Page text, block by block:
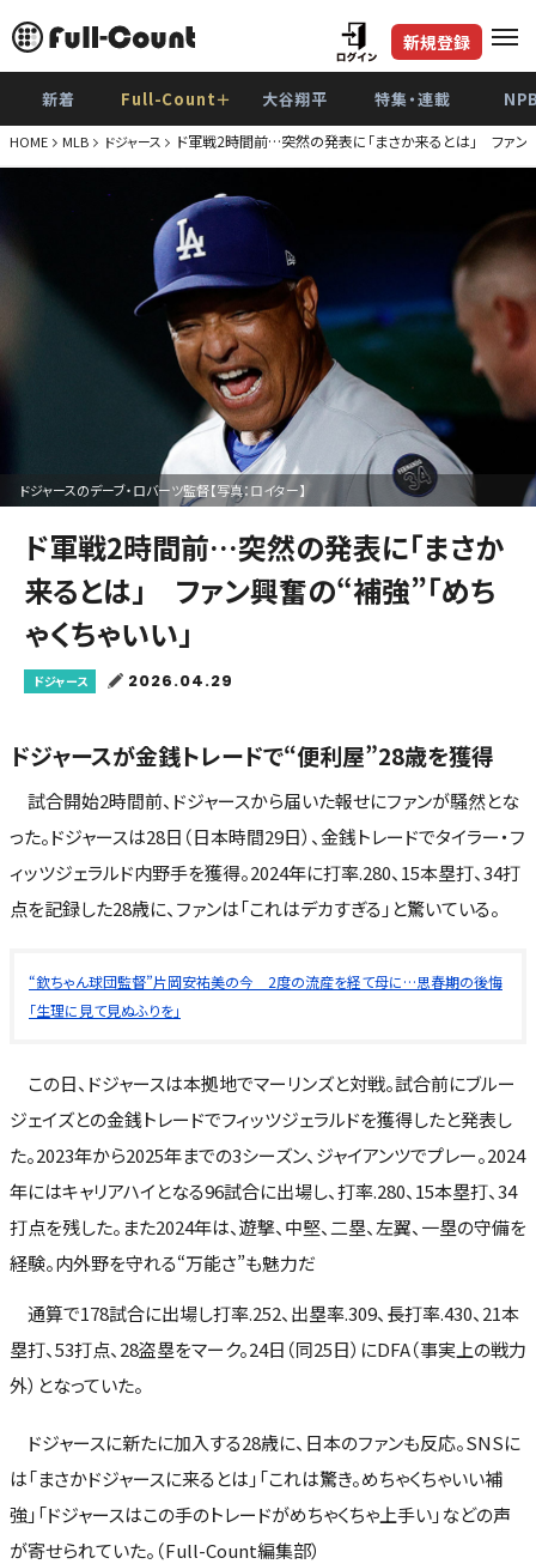
新規登録
新着 Full-Count＋ 大谷翔平 特集・連載
HOME MLB ドジャース ド軍戦2時間前…突然の発表に「まさか来るとは」 ファン
ドジャースのデーブ・ロバーツ監督【写真：ロイター】
ド軍戦2時間前…突然の発表に「まさか
来るとは」 ファン興奮の“補強”「めち
ゃくちゃいい」
ドジャース 2026.04.29
ドジャースが金銭トレードで“便利屋”28歳を獲得
試合開始2時間前、ドジャースから届いた報せにファンが騒然とな
った。ドジャースは28日（日本時間29日）、金銭トレードでタイラー・フ
ィッツジェラルド内野手を獲得。2024年に打率.280、15本塁打、34打
点を記録した28歳に、ファンは「これはデカすぎる」と驚いている。
“欽ちゃん球団監督”片岡安祐美の今 2度の流産を経て母に…思春期の後悔
「生理に見て見ぬふりを」
この日、ドジャースは本拠地でマーリンズと対戦。試合前にブルー
ジェイズとの金銭トレードでフィッツジェラルドを獲得したと発表し
た。2023年から2025年までの3シーズン、ジャイアンツでプレー。2024
年にはキャリアハイとなる96試合に出場し、打率.280、15本塁打、34
打点を残した。また2024年は、遊撃、中堅、二塁、左翼、一塁の守備を
経験。内外野を守れる“万能さ”も魅力だ
通算で178試合に出場し打率.252、出塁率.309、長打率.430、21本
塁打、53打点、28盗塁をマーク。24日（同25日）にDFA（事実上の戦力
外）となっていた。
ドジャースに新たに加入する28歳に、日本のファンも反応。SNSに
は「まさかドジャースに来るとは」「これは驚き。めちゃくちゃいい補
強」「ドジャースはこの手のトレードがめちゃくちゃ上手い」などの声
が寄せられていた。（Full-Count編集部）